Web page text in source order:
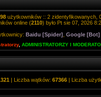
użytkowników :: 2 zidentyfikowanych,
online (2110) było Pt sie 07, 2026
Baidu [Spider] Google [Bot]
, ADMINISTRATORZY I
| Liczba wątków: 67366 | Liczba